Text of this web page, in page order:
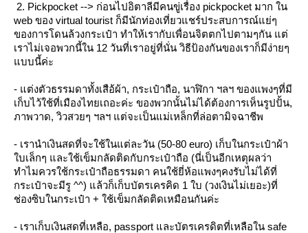
2. Pickpocket --> ก่อนไปอิตาลีมีคนขู่เรื่อง pickpocket มาก ใน
web ของ virtual tourist ก็มีนักท่องเที่ยวแชร์ประสบการณ์แย่ๆ
ของการโดนล้วงกระเป๋า ทำให้เรากับเพื่อนจิตตกไปตามๆกัน แต่
เราไม่เจอพวกนี้ใน 12 วันที่เราอยู่ที่นั่น วิธีป้องกันของเราก็มีง่ายๆ
บบนี้ค่ะ
- แต่งตัวธรรมดาทั้งเสือ้ผ้า, กระเป๋าถือ, นาฬิกา ฯลฯ ของแพงๆที่มี
เก็บไว้ใช้ที่เมืองไทยเถอะค่ะ ของพวกนั้นไม่ได้ต้องการเห็นรูปปั้น,
ภาพวาด, วิวสวยๆ ฯลฯ แต่จะเป็นแม่เหล็กที่ล่อตามิจฉาชีพ
- เรานำเงินสดที่จะใช้ในแต่ละวัน (50-80 euro) เก็บในกระเป๋าผ้า
บเล็กๆ และใช้เข็มกลัดติดกับกระเป๋าถือ (นี่เป็นอีกเหตุผลว่า
ทำไมควรใช้กระเป๋าถือธรรมดา คนใช้ยี่ห้อแพงๆคงรับไม่ได้ที่
กระเป๋าจะมีรู ^^) แล้วก็เก็บบัตรเครคิด 1 ใบ (วงเงินไม่เยอะ)ที่
ช่องซิบในกระเป๋า + ใช้เข็มกลัดติดเหมือนกันค่ะ
- เราเก็บเงินสดที่เหลือ, passport และบัตรเครดิตที่เหลือใน safe